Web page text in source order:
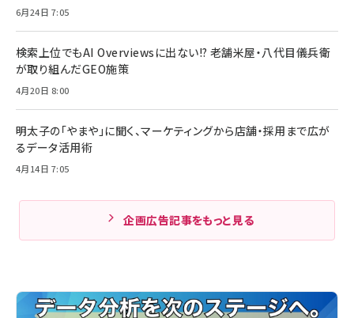
6月24日 7:05
検索上位でもAI Overviewsに出ない!? 老舗米屋・八代目儀兵衛
が取り組んだGEO施策
4月20日 8:00
明太子の「やまや」に聞く、マーケティングから店舗・採用まで広が
るデータ活用術
4月14日 7:05
企画広告記事をもっと見る